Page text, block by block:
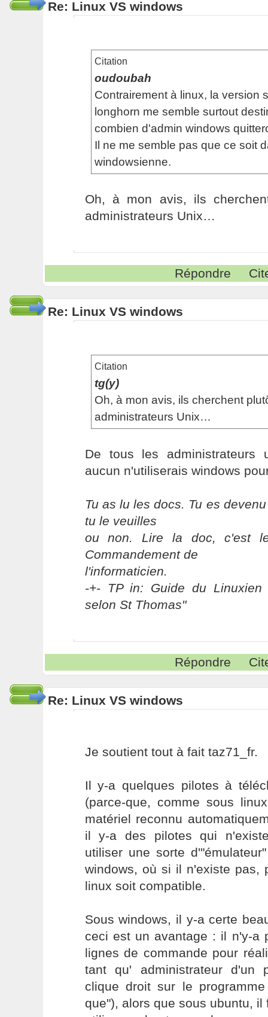
Re: Linux VS windows
Citation
oudoubah
Contrairement à linux, la version
longhorn me semble surtout
combien d'admin windows
Il ne me semble pas que ce soit
windowsienne.
Oh, à mon avis, ils
administrateurs Unix…
Répondre
Re: Linux VS windows
Citation
tg(y)
Oh, à mon avis, ils cherchent
administrateurs Unix…
De tous les administrateurs
aucun n'utiliserais windows
Tu as lu les docs. Tu es
tu le veuilles
ou non. Lire la doc, c'est
Commandement de
l'informaticien.
-+- TP in: Guide du Linuxien
selon St Thomas"
Répondre
Re: Linux VS windows
Je soutient tout à fait taz71_fr.
Il y-a quelques pilotes à
(parce-que, comme sous
matériel reconnu
il y-a des pilotes qui
utiliser une sorte
windows, où si il n'existe pas,
linux soit compatible.
Sous windows, il y-a certe
ceci est un avantage : il n'y-a
lignes de commande pour
tant qu' administrateur d'un
clique droit sur le
que"), alors que sous ubuntu,